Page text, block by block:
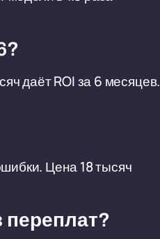
даёт ROI за 6 месяцев.
Цена 18 тысяч
переплат?